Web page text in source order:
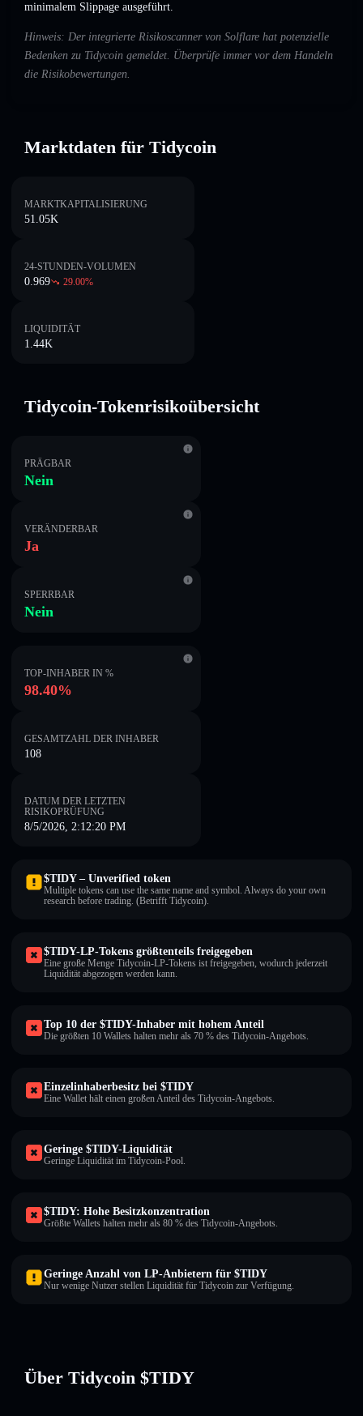
minimalem Slippage ausgeführt.
Hinweis: Der integrierte Risikoscanner von Solflare hat potenzielle
Bedenken zu Tidycoin gemeldet. Überprüfe immer vor dem Handeln
die Risikobewertungen.
Marktdaten für Tidycoin
MARKTKAPITALISIERUNG
51.05K
24-STUNDEN-VOLUMEN
0.969 29.00%
LIQUIDITÄT
1.44K
Tidycoin-Tokenrisikoübersicht
PRÄGBAR
Nein
VERÄNDERBAR
Ja
SPERRBAR
Nein
TOP-INHABER IN %
98.40%
GESAMTZAHL DER INHABER
108
DATUM DER LETZTEN
RISIKOPRÜFUNG
8/5/2026, 2:12:20 PM
$TIDY – Unverified token
Multiple tokens can use the same name and symbol. Always do your own
research before trading. (Betrifft Tidycoin).
$TIDY-LP-Tokens größtenteils freigegeben
Eine große Menge Tidycoin-LP-Tokens ist freigegeben, wodurch jederzeit
Liquidität abgezogen werden kann.
Top 10 der $TIDY-Inhaber mit hohem Anteil
Die größten 10 Wallets halten mehr als 70 % des Tidycoin-Angebots.
Einzelinhaberbesitz bei $TIDY
Eine Wallet hält einen großen Anteil des Tidycoin-Angebots.
Geringe $TIDY-Liquidität
Geringe Liquidität im Tidycoin-Pool.
$TIDY: Hohe Besitzkonzentration
Größte Wallets halten mehr als 80 % des Tidycoin-Angebots.
Geringe Anzahl von LP-Anbietern für $TIDY
Nur wenige Nutzer stellen Liquidität für Tidycoin zur Verfügung.
Über Tidycoin $TIDY